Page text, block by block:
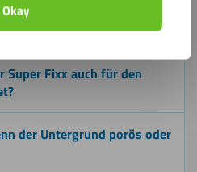
Okay Super Fixx im
Fixx auch für den
der Untergrund porös oder